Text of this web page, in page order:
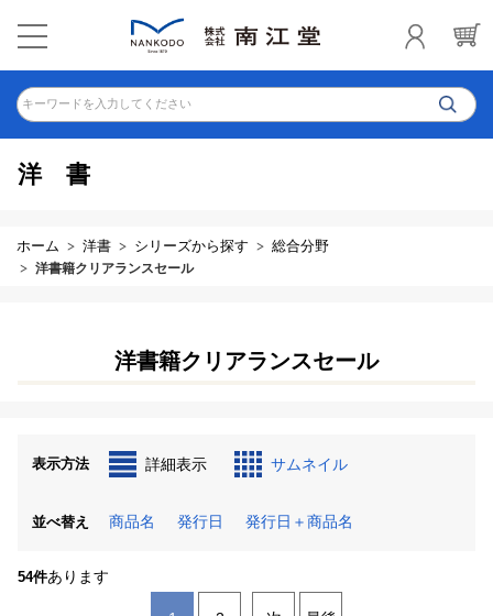
キーワードを入力してください
洋書
ホーム 洋書 シリーズから探す 総合分野
洋書籍クリアランスセール
洋書籍クリアランスセール
表示方法 詳細表示 サムネイル
並べ替え 商品名 発行日 発行日＋商品名
54件あります